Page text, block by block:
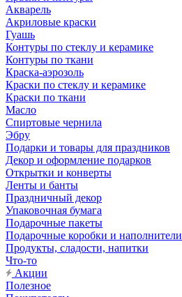
Акварель
Акриловые краски
Гуашь
Контуры по стеклу и керамике
Контуры по ткани
Краска-аэрозоль
Краски по стеклу и керамике
Краски по ткани
Масло
Спиртовые чернила
Эбру
Подарки и товары для праздников
Декор и оформление подарков
Открытки и конверты
Ленты и банты
Праздничный декор
Упаковочная бумага
Подарочные пакеты
Подарочные коробки и наполнители
Продукты, сладости, напитки
Что-то
Акции
Полезное